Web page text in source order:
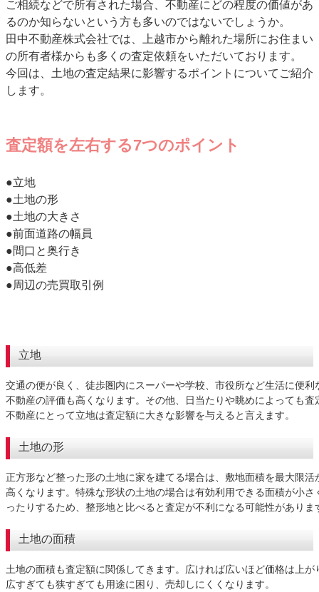
ご相続などで所有された場合、不動産にどの程度の価値があ
るのか知らないという方も多いのではないでしょうか。
田中不動産株式会社では、上越市から離れた場所にお住まい
の所有者様からも多くの査定依頼をいただいております。
今回は、土地の査定結果に影響するポイントについてご紹介
します。
査定額を左右する7つのポイント
●立地
●土地の形
●土地の大きさ
●前面道路の幅員
●間口と奥行き
●高低差
●周辺の売買取引例
立地
交通の便が良く、徒歩圏内にスーパーや学校、市役所など生活に便
不動産の評価も高くなります。その他、日当たりや眺めによっても査
不動産にとって立地は査定額に大きな影響を与えると言えます。
土地の形
正方形など整った形の土地に家を建てる場合は、敷地面積を最大限
高くなります。特殊な形状の土地の場合は有効利用できる面積が小
ったりするため、整形地と比べると査定が不利になる可能性がありま
土地の面積
土地の面積も査定額に関係してきます。広ければ広いほど価格は上
広すぎても狭すぎても用途に困り、売却しにくくなります。